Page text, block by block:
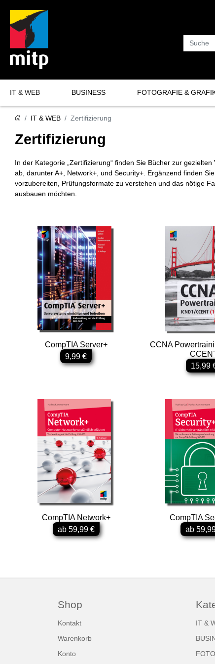
Suche
IT & WEB
Programmierung
IT-Sicherheit
Datenbanken
Elektronik & Maker
Lego & Games
Linux & Open Source
Microsoft & Office
Audio & Video
Sachbuch IT & Web
Schnelleinstieg
BUSINESS FOTOGRAFIE &
IT & WEB Zertifizierung
Zertifizierung
In der Kategorie „Zertifizierung“ finden Sie Bücher zur
ab, darunter A+, Network+, und Security+. Ergänzend finden
vorzubereiten, Prüfungsformate zu verstehen und das nötige
ausbauen möchten.
CompTIA Server+
9,99 €
CCNA
15,99
CompTIA Network+
ab 59,99 €
CompTIA
ab
Shop
Kontakt
Warenkorb
Konto
IT &